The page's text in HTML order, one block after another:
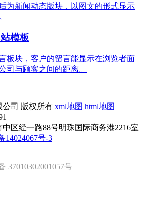
为新闻动态版块，以图文的形式显示
模板
板块，客户的留言能显示在浏览者面
司与顾客之间的距离。
公司 版权所有 xml地图 html地图
区经一路88号明珠国际商务港2216室
14024067号-3
37010302001057号